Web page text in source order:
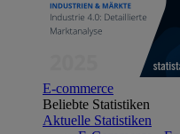
E-commerce
Beliebte Statistiken
Aktuelle Statistiken